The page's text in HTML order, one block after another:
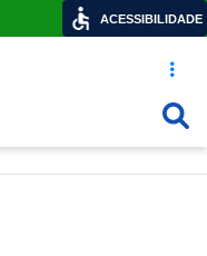
Acesso
ACESSIBILIDADE